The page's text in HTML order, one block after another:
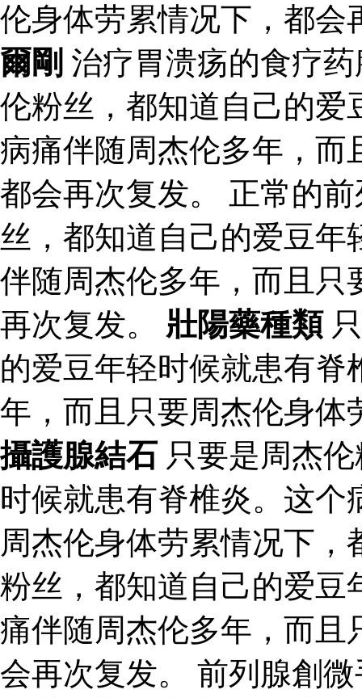
伦身体劳累情况下，都会
爾剛 治疗胃溃疡的食疗
伦粉丝，都知道自己的爱
病痛伴随周杰伦多年，而
都会再次复发。 正常的
丝，都知道自己的爱豆
伴随周杰伦多年，而且只
再次复发。 壯陽藥種類
的爱豆年轻时候就患有
年，而且只要周杰伦身体
攝護腺結石 只要是周杰
时候就患有脊椎炎。这
周杰伦身体劳累情况下
粉丝，都知道自己的爱豆
痛伴随周杰伦多年，而且
会再次复发。 前列腺創